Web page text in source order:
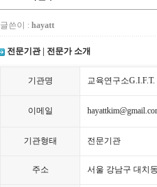
글쓴이 : hayatt
전문기관 | 전문가 소개
기관명 교육연구소G.I.F.T.
이메일
기관형태 전문기관
주소 서울 강남구 대치